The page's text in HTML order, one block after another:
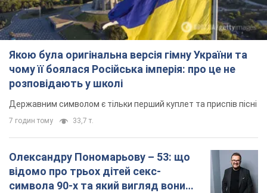
Якою була оригінальна версія гімну України та
чому її боялася Російська імперія: про це не
розповідають у школі
Державним символом є тільки перший куплет та приспів пісні
7 годин тому 33,7 т.
Олександру Пономарьову – 53: що
відомо про трьох дітей секс-
символа 90-х та який вигляд вони